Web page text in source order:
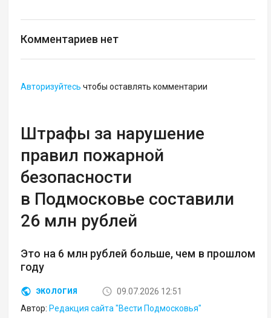
Комментариев нет
Авторизуйтесь чтобы оставлять комментарии
Штрафы за нарушение
правил пожарной
безопасности
в Подмосковье составили
26 млн рублей
Это на 6 млн рублей больше, чем в прошлом
году
ЭКОЛОГИЯ
09.07.2026 12:51
Автор: Редакция сайта "Вести Подмосковья"